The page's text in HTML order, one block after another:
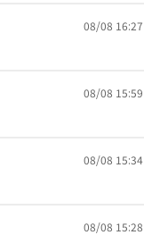
08/08 16:27
08/08 15:59
08/08 15:34
08/08 15:28